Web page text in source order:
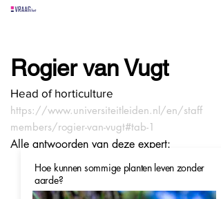
Vraag het
hier
Rogier van Vugt
Head of horticulture
https://www.universiteitleiden.nl/en/staff
members/rogier-van-vugt#tab-1
Alle antwoorden van deze expert:
Hoe kunnen sommige planten leven zonder
aarde?